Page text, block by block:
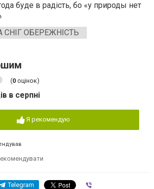
буде в радість, бо «у природы нет
ОБЕРЕЖНІСТЬ
(0 оцінок)
в серпні
Я рекомендую
Telegram